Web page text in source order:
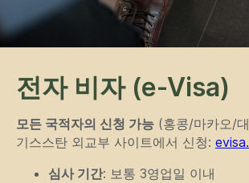
전자 비자 (e-Visa)
모든 국적자의 신청 가능 (홍콩/마카오/
기스스탄 외교부 사이트에서 신청:
심사 기간: 보통 3영업일 이내